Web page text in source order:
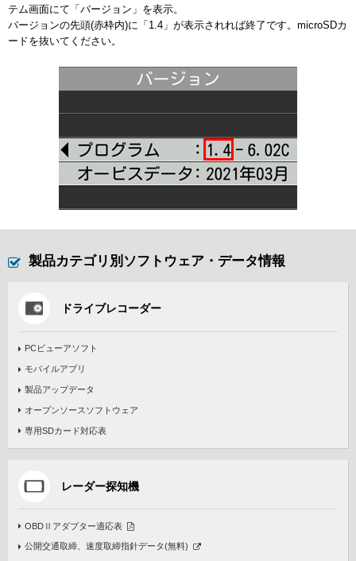
テム画面にて「バージョン」を表示。
バージョンの先頭(赤枠内)に「1.4」が表示されれば終了です。microSDカ
ードを抜いてください。
製品カテゴリ別ソフトウェア・データ情報
ドライブレコーダー
PCビューアソフト
モバイルアプリ
製品アップデータ
オープンソースソフトウェア
専用SDカード対応表
レーダー探知機
OBDⅡアダプター適応表
公開交通取締、速度取締指針データ(無料)